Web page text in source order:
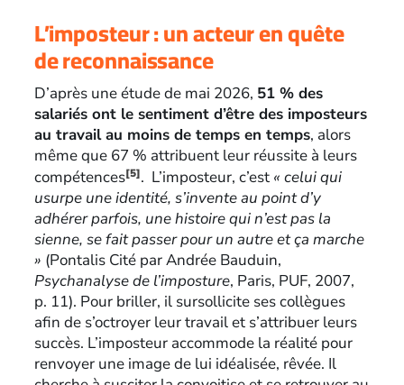
L’imposteur : un acteur en quête
de reconnaissance
D’après une étude de mai 2026, 51 % des
salariés ont le sentiment d’être des imposteurs
au travail au moins de temps en temps, alors
même que 67 % attribuent leur réussite à leurs
compétences[5]. L’imposteur, c’est « celui qui
usurpe une identité, s’invente au point d’y
adhérer parfois, une histoire qui n’est pas la
sienne, se fait passer pour un autre et ça marche
» (Pontalis Cité par Andrée Bauduin,
Psychanalyse de l’imposture, Paris, PUF, 2007,
p. 11). Pour briller, il sursollicite ses collègues
afin de s’octroyer leur travail et s’attribuer leurs
succès. L’imposteur accommode la réalité pour
renvoyer une image de lui idéalisée, rêvée. Il